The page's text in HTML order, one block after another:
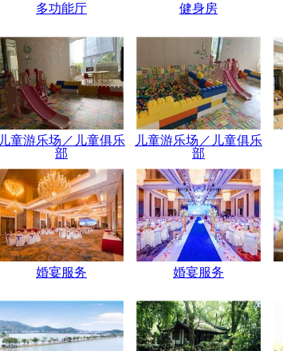
多功能厅 健身房
儿童游乐场／儿童俱乐
部
儿童游乐场／儿童俱乐
部
婚宴服务 婚宴服务